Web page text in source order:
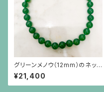
グリーンメノウ（12mm）のネック
レス
¥21,400